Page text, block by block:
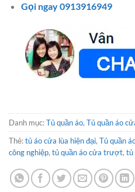
Gọi ngay 0913916949
Danh mục:Tủ quần áo, Tủ quần áo
Thẻ:tủ áo cửa lùa hiện đại, Tủ quần
công nghiệp, tủ quần áo cửa trượt, tủ